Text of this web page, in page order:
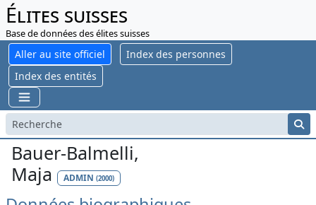
Élites suisses
Base de données des élites suisses
Aller au site officiel
Index des personnes
Index des entités
Bauer-Balmelli,
Maja
ADMIN (2000)